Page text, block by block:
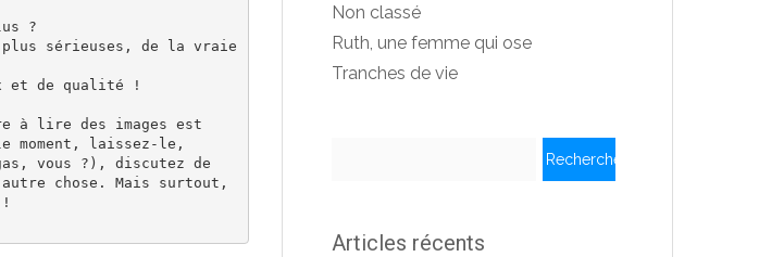
?
sérieuses, de la vraie
et de qualité !
à lire des images est
moment, laissez-le,
vous ?), discutez de
chose. Mais surtout,
Non classé
Ruth, une femme qui ose
Tranches de vie
Articles récents